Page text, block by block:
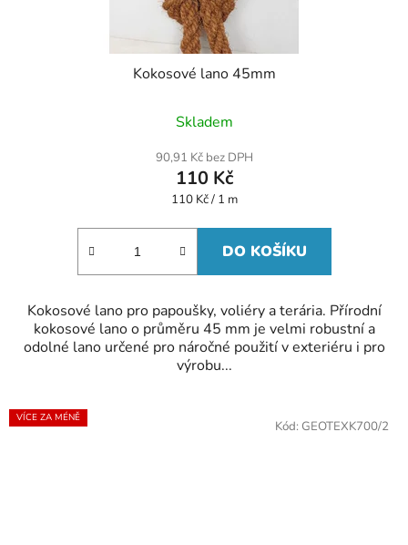
Kokosové lano 45mm
Skladem
90,91 Kč bez DPH
110 Kč
Měrná
110 Kč / 1 m
DO KOŠÍKU
Kokosové lano pro papoušky, voliéry a terária. Přírodní
kokosové lano o průměru 45 mm je velmi robustní a
odolné lano určené pro náročné použití v exteriéru i pro
výrobu...
VÍCE ZA MÉNĚ
Kód: GEOTEXK700/2